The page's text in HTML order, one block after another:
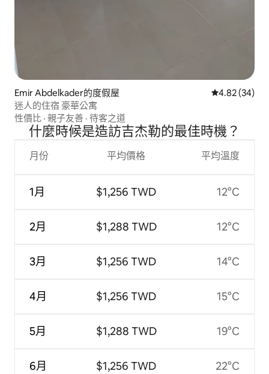
Emir Abdelkader的度假屋 從 34 則評價
4.82 (34)
迷人的住宿 豪華公寓
性價比 · 親子友善 · 待客之道
什麼時候是造訪吉杰勒的最佳時機？
月份
1月
2月
3月
4月
5月
6月
平均價格
$1,256 TWD
$1,288 TWD
$1,256 TWD
$1,256 TWD
$1,288 TWD
$1,256 TWD
平均溫度
12°C
12°C
14°C
15°C
19°C
22°C